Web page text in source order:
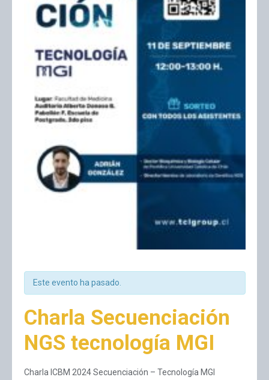
Este evento ha pasado.
Charla Secuenciación
NGS tecnología MGI
Charla ICBM 2024 Secuenciación – Tecnología MGI